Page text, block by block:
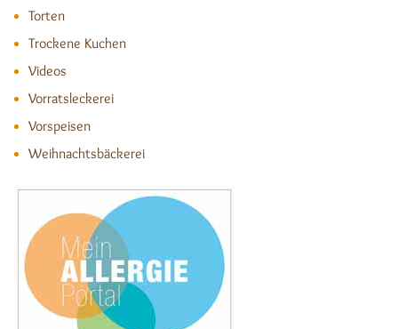
Torten
Trockene Kuchen
Videos
Vorratsleckerei
Vorspeisen
Weihnachtsbäckerei